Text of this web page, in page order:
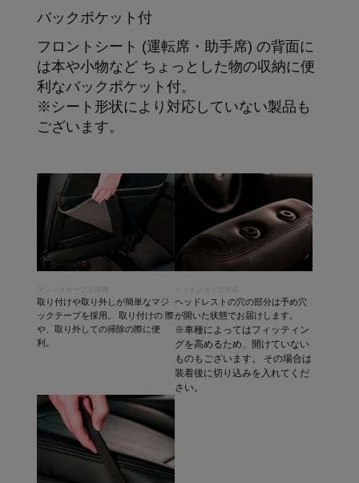
バックポケット付
フロントシート (運転席・助手席) の背面に
は本や小物など ちょっとした物の収納に便
利なバックポケット付。
※シート形状により対応していない製品も
ございます。
マジックテープを採用
取り付けや取り外しが簡単なマジ
ックテープを採用。 取り付けの 際
や、取り外しての掃除の際に便
利。
ヘッドレスト穴対応
ヘッドレストの穴の部分は予め穴
が開いた状態でお届けします。
※車種によってはフィッティン
グを高めるため、開けていない
ものもございます。 その場合は
装着後に切り込みを入れてくだ
さい。